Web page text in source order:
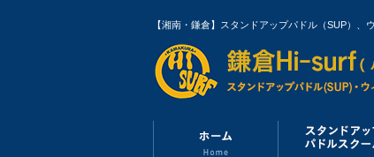
【湘南・鎌倉】スタンドアップパドル（SUP）